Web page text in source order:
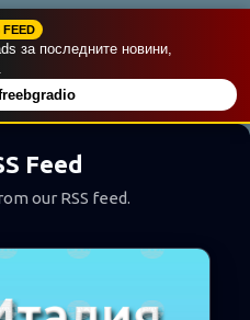
FEED
за последните новини,
Feed
our RSS feed.